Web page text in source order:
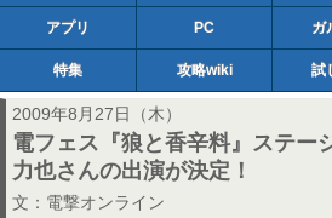
アプリ PC ガ
特集 攻略wiki 試
2009年8月27日（木）
電フェス『狼と香辛料』ステー
力也さんの出演が決定！
文： 電撃オンライン